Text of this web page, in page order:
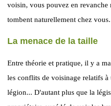
voisin, vous pouvez en revanche
tombent naturellement chez vous.
La menace de la taille
Entre théorie et pratique, il y a
les conflits de voisinage relatifs
légion... D'autant plus que la